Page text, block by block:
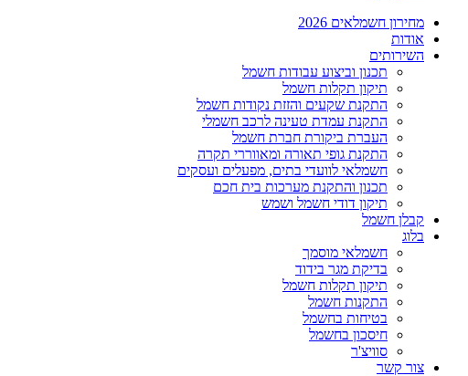
מחירון חשמלאים 2026
אודות
השירותים
תכנון וביצוע עבודות חשמל
תיקון תקלות חשמל
התקנת שקעים והזזת נקודות חשמל
התקנת עמדת טעינה לרכב חשמלי
העברת ביקורת חברת חשמל
התקנת גופי תאורה ומאווררי תקרה
חשמלאי לוועדי בתים, מפעלים ועסקים
תכנון והתקנת מערכות בית חכם
תיקון דודי חשמל ושמש
קבלן חשמל
בלוג
חשמלאי מוסמך
בדיקת מגר בידוד
תיקון תקלות חשמל
התקנות חשמל
בטיחות בחשמל
חיסכון בחשמל
סוויצ'ר
צור קשר